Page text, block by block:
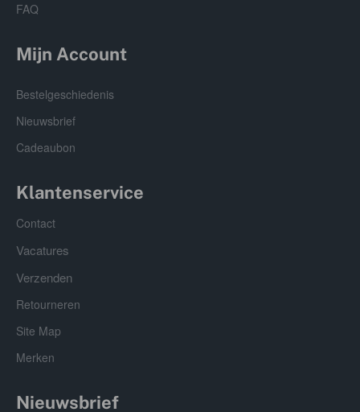
FAQ
Mijn Account
Bestelgeschiedenis
Nieuwsbrief
Cadeaubon
Klantenservice
Contact
Vacatures
Verzenden
Retourneren
Site Map
Merken
Nieuwsbrief